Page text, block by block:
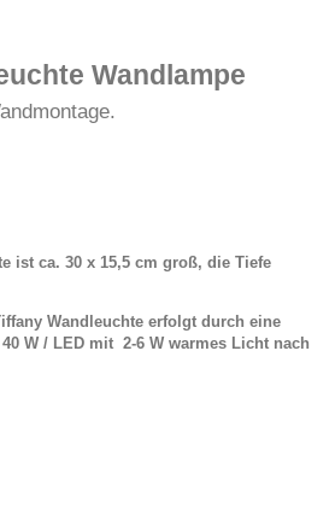
Wandlampe
ist ca. 30 x 15,5 cm groß, die Tiefe
Wandleuchte erfolgt durch eine
W / LED mit 2-6 W warmes Licht nach